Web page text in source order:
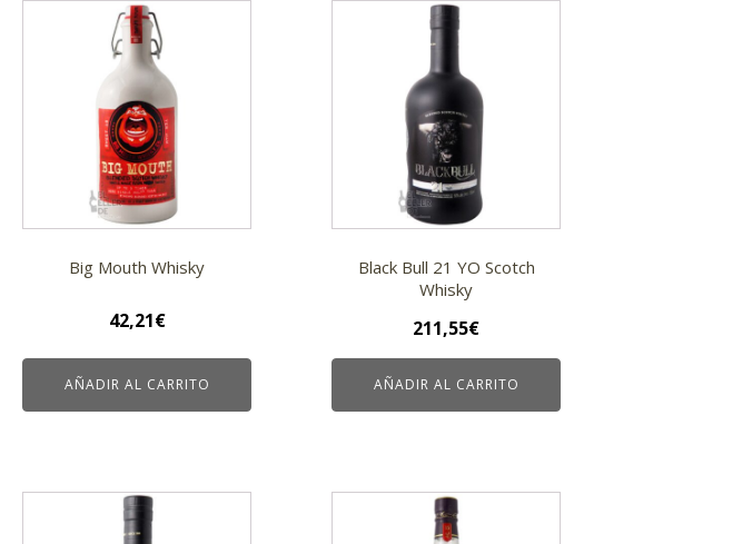
Big Mouth Whisky
42,21€
AÑADIR AL CARRITO
Black Bull 21 YO Scotch
Whisky
211,55€
AÑADIR AL CARRITO